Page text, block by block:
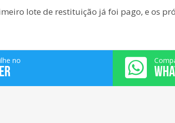
lote de restituição já foi pago, e os
no